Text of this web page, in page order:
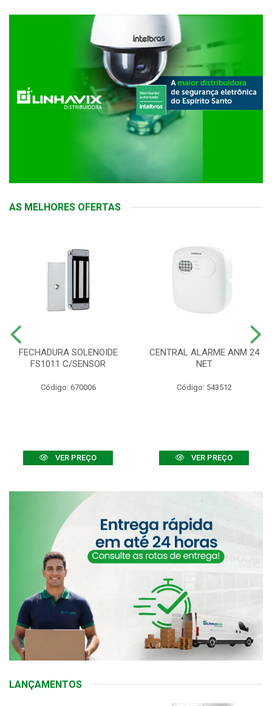
AS MELHORES OFERTAS
FECHADURA SOLENOIDE
FS1011 C/SENSOR
Código: 670006
VER PREÇO
CENTRAL ALARME ANM 24
NET
Código: 543512
VER PREÇO
LANÇAMENTOS